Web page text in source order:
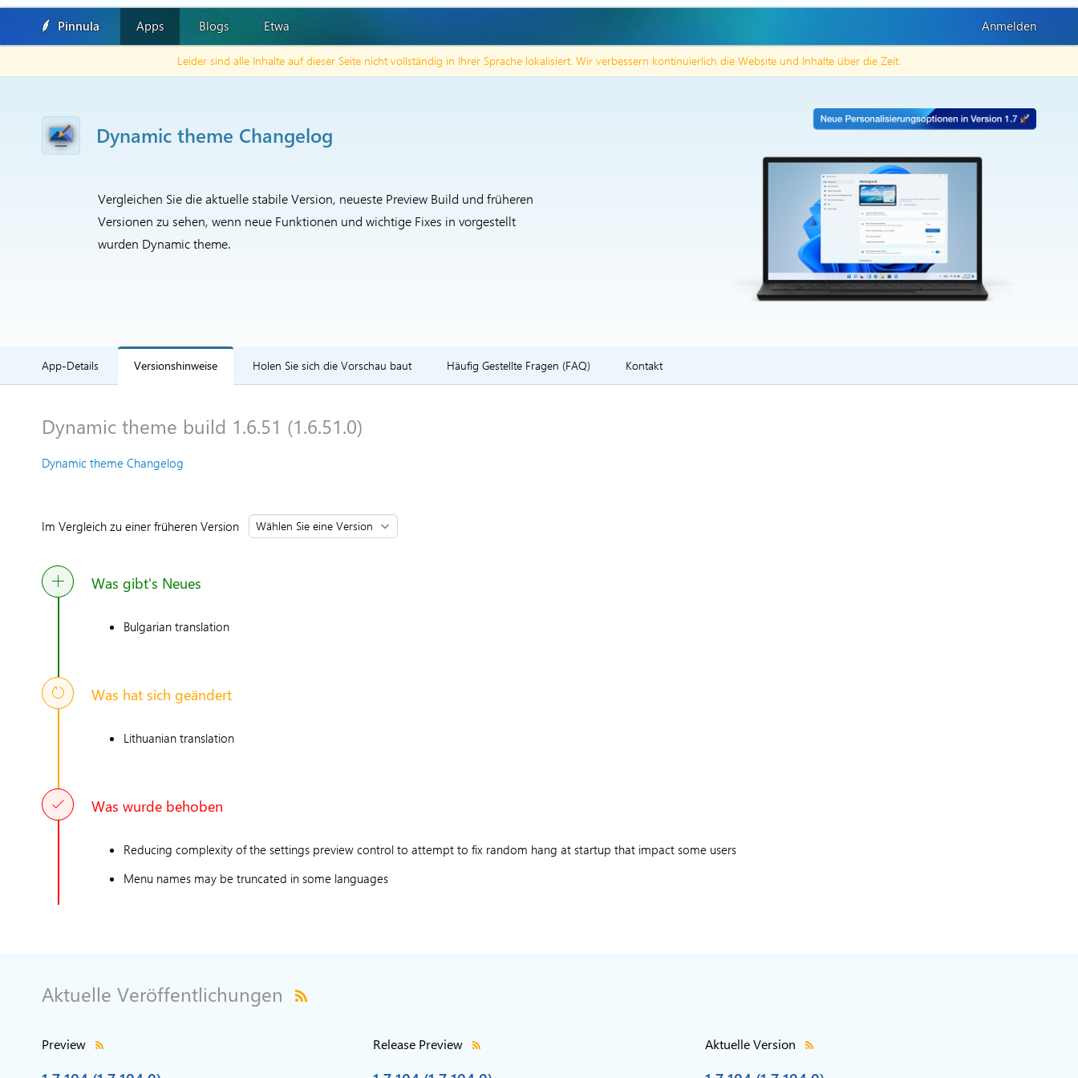
Pinnula Anmelden
Apps Blogs Etwa
Leider sind alle Inhalte auf dieser Seite nicht vollständig in Ihrer Sprache lokalisiert. Wir verbessern kontinuierlich die Website und Inhalte über die Zeit.
Dynamic theme Changelog
Vergleichen Sie die aktuelle stabile Version, neueste Preview Build und früheren
Versionen zu sehen, wenn neue Funktionen und wichtige Fixes in vorgestellt
wurden Dynamic theme.
App-Details Versionshinweise Holen Sie sich die Vorschau baut Häufig Gestellte Fragen (FAQ) Kontakt
Dynamic theme build 1.6.51 (1.6.51.0)
Dynamic theme Changelog
Im Vergleich zu einer früheren Version
Was gibt's Neues
Bulgarian translation
Was hat sich geändert
Lithuanian translation
Was wurde behoben
Reducing complexity of the settings preview control to attempt to fix random hang at startup that impact some users
Menu names may be truncated in some languages
Aktuelle Veröffentlichungen
Preview Release Preview Aktuelle Version